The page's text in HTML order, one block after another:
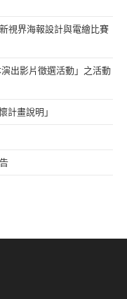
視界海報設計與電繪比賽
出影片徵選活動」之活動
計畫說明」